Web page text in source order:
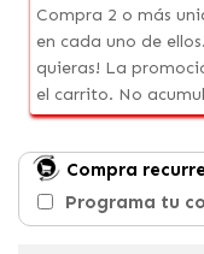
Compra 2 o más
en cada uno de
quieras! La
el carrito. No
Compra
Programa tu